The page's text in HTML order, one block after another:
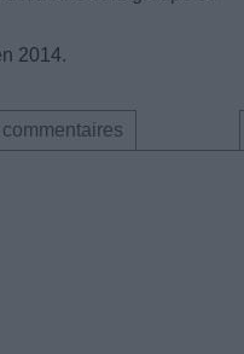
2014.